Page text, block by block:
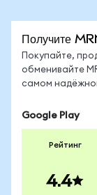
Получите
Покупайте,
обменивайте
самом
Google Play
Рейтинг
4.4